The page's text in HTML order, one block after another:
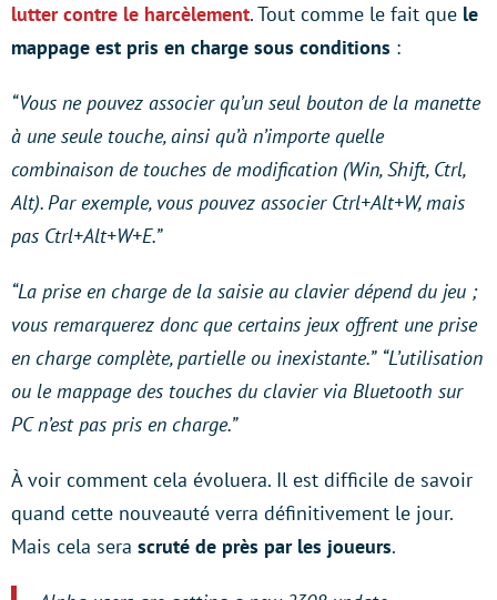
lutter contre le harcèlement. Tout comme le fait que le
mappage est pris en charge sous conditions :
“Vous ne pouvez associer qu’un seul bouton de la manette
à une seule touche, ainsi qu’à n’importe quelle
combinaison de touches de modification (Win, Shift, Ctrl,
Alt). Par exemple, vous pouvez associer Ctrl+Alt+W, mais
pas Ctrl+Alt+W+E.”
“La prise en charge de la saisie au clavier dépend du jeu ;
vous remarquerez donc que certains jeux offrent une prise
en charge complète, partielle ou inexistante.” “L’utilisation
ou le mappage des touches du clavier via Bluetooth sur
PC n’est pas pris en charge.”
À voir comment cela évoluera. Il est difficile de savoir
quand cette nouveauté verra définitivement le jour.
Mais cela sera scruté de près par les joueurs.